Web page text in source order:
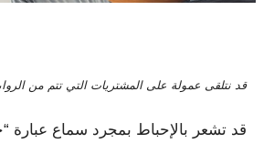
قد نتلقى عمولة على المشتريات التي تتم من
قد تشعر بالإحباط بمجرد سماع عبارة